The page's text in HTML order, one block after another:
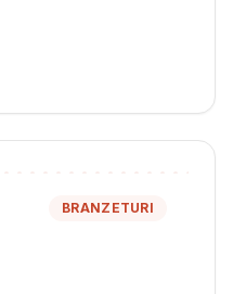
BRANZETURI